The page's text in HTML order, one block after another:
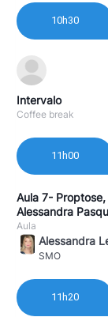
Intervalo
Coffee break
10h30
Aula 7-
Alessandra
Aula
Alessandra
SMO
11h00
11h20